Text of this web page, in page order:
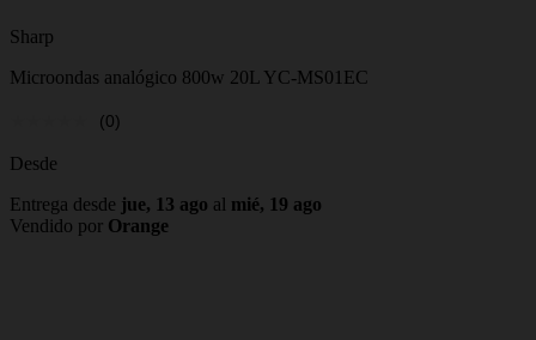
Sharp
Microondas analógico 800w 20L YC-MS01EC
(0)
Desde
Entrega desde jue, 13 ago al mié, 19 ago
Vendido por Orange